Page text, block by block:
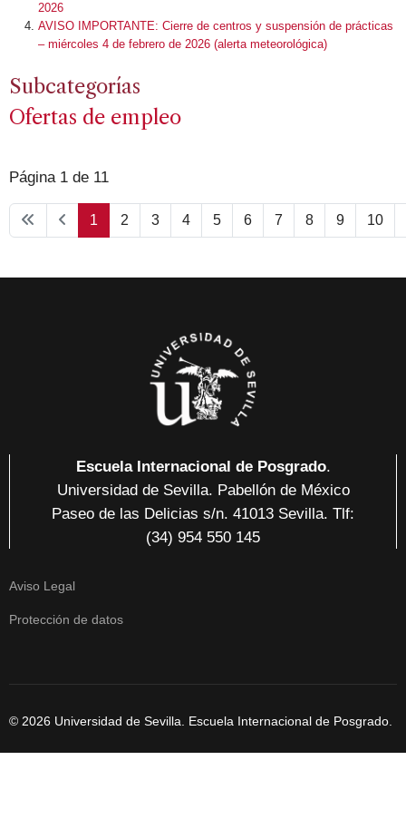
2026
AVISO IMPORTANTE: Cierre de centros y suspensión de prácticas
– miércoles 4 de febrero de 2026 (alerta meteorológica)
Subcategorías
Ofertas de empleo
Página 1 de 11
1 2 3 4 5 6 7 8 9 10
Escuela Internacional de Posgrado.
Universidad de Sevilla. Pabellón de México
Paseo de las Delicias s/n. 41013 Sevilla. Tlf:
(34) 954 550 145
Aviso Legal
Protección de datos
© 2026 Universidad de Sevilla. Escuela Internacional de Posgrado.